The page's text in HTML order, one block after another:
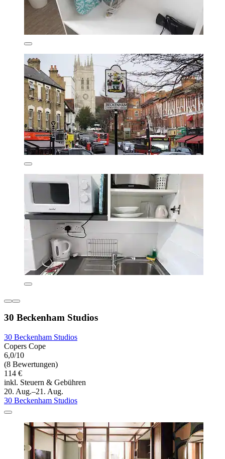
30 Beckenham Studios
30 Beckenham Studios
Copers Cope
6,0/10
(8 Bewertungen)
114 €
inkl. Steuern & Gebühren
20. Aug.–21. Aug.
30 Beckenham Studios